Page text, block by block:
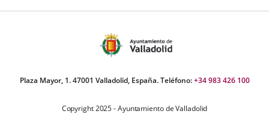
Plaza Mayor, 1. 47001 Valladolid, España. Teléfono:+34 983 426 100
Copyright 2025 - Ayuntamiento de Valladolid